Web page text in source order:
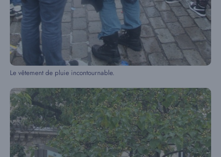
Le vêtement de pluie incontournable.